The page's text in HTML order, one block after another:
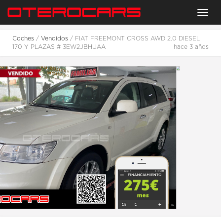
Menu
Coches / Vendidos / FIAT FREEMONT CROSS AWD 2.0 DIESEL
170 Y PLAZAS # 3EW2JBHUAA
hace 3 años
2